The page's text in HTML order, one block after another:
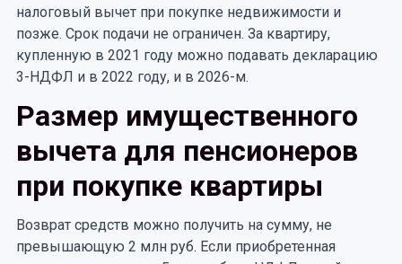
налоговый вычет при покупке недвижимости и
позже. Срок подачи не ограничен. За квартиру,
купленную в 2021 году можно подавать декларацию
3-НДФЛ и в 2022 году, и в 2026-м.
Размер имущественного
вычета для пенсионеров
при покупке квартиры
Возврат средств можно получить на сумму, не
превышающую 2 млн руб. Если приобретенная